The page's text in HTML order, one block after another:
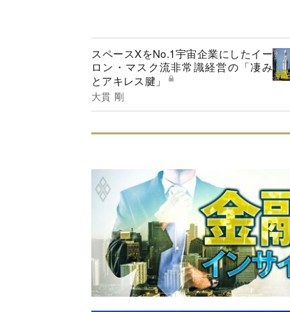
スペースXをNo.1宇宙企業にしたイー
ロン・マスク流非常識経営の「凄み
とアキレス腱」
大貫 剛